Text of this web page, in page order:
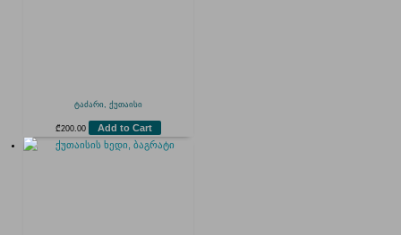
ტაძარი, ქუთაისი
₾200.00 Add to Cart